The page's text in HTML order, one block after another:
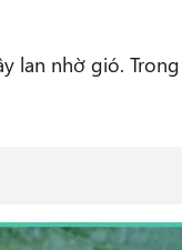
lan nhờ gió.